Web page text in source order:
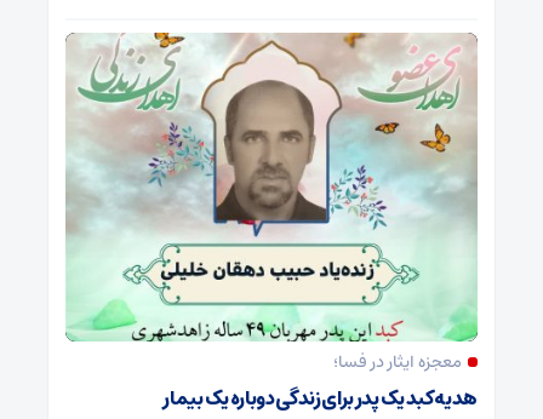
معجزه ایثار در فسا؛
هدیه کبد یک پدر برای زندگی دوباره یک بیمار